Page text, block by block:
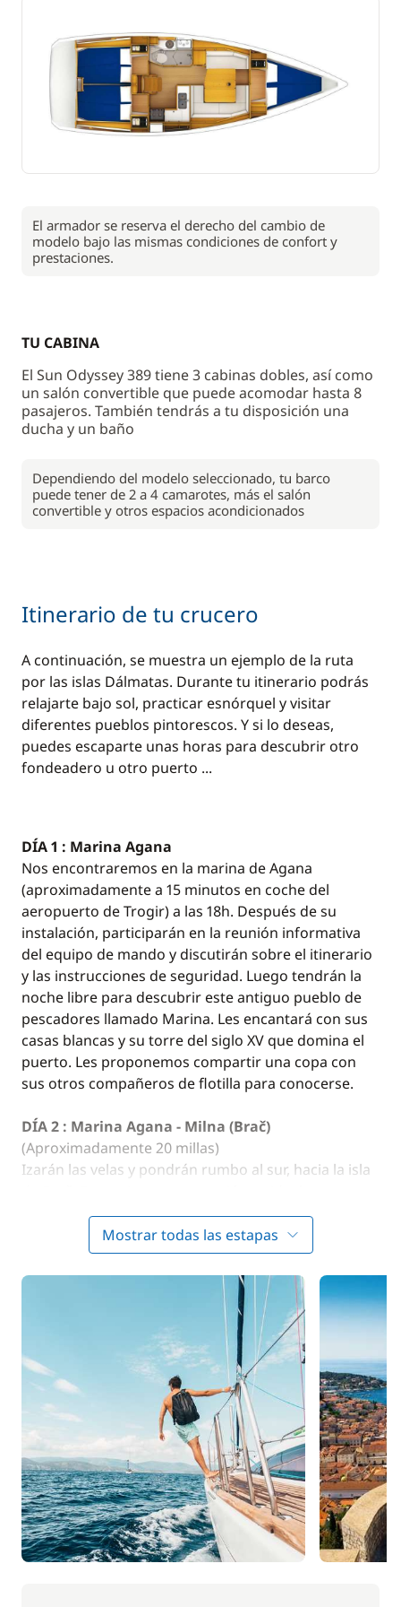
El armador se reserva el derecho del cambio de
modelo bajo las mismas condiciones de confort y
prestaciones.
TU CABINA
El Sun Odyssey 389 tiene 3 cabinas dobles, así como
un salón convertible que puede acomodar hasta 8
pasajeros. También tendrás a tu disposición una
ducha y un baño
Dependiendo del modelo seleccionado, tu barco
puede tener de 2 a 4 camarotes, más el salón
convertible y otros espacios acondicionados
Itinerario de tu crucero
A continuación, se muestra un ejemplo de la ruta
por las islas Dálmatas. Durante tu itinerario podrás
relajarte bajo sol, practicar esnórquel y visitar
diferentes pueblos pintorescos. Y si lo deseas,
puedes escaparte unas horas para descubrir otro
fondeadero u otro puerto ...
DÍA 1 : Marina Agana
Nos encontraremos en la marina de Agana
(aproximadamente a 15 minutos en coche del
aeropuerto de Trogir) a las 18h. Después de su
instalación, participarán en la reunión informativa
del equipo de mando y discutirán sobre el itinerario
y las instrucciones de seguridad. Luego tendrán la
noche libre para descubrir este antiguo pueblo de
pescadores llamado Marina. Les encantará con sus
casas blancas y su torre del siglo XV que domina el
puerto. Les proponemos compartir una copa con
sus otros compañeros de flotilla para conocerse.
DÍA 2 : Marina Agana - Milna (Brač)
(Aproximadamente 20 millas)
Izarán las velas y pondrán rumbo al sur, hacia la isla
retomar el ritmo y disfrutar de la sensación de
deslizamiento. Para el almuerzo, harán una parada
en la isla de Solta. Luego fondearán en una de las
tres marinas de Milna. Este pintoresco pueblo está
protegido en una bahía, muy apreciada por los
navegantes. Los restaurantes situados en los
muelles les permitirán degustar platos locales. Al
pasear, podrán admirar la iglesia de Nuestra Señora
de la Anunciación, construida en 1783.
DÍA 3 : Milna - Jelsa (Hvar)( aproximadamente 20
millas)
Esta mañana, partirán a descubrir Hvar, una de las
islas más bellas de Croacia. El barco principal les
propondrá una escala en Jelsa, un pequeño y
pintoresco pueblo. Descubrirán una iglesia de estilo
barroco, San Juan, construida en el siglo XV, la iglesia
Mostrar todas las estapas